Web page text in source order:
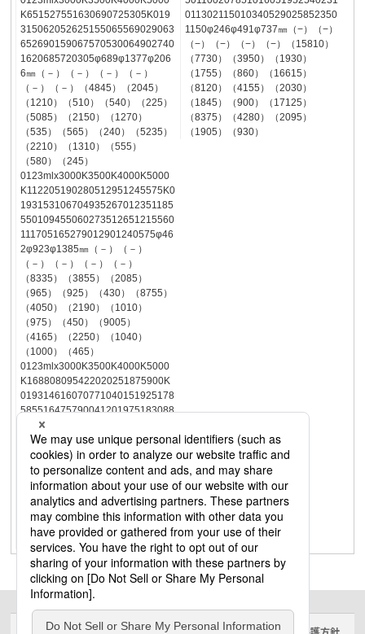
K651527551630690725305K019
315062052625155065569029063
652690159067570530064902740
1620685720305φ689φ1377φ206
6㎜（－）（－）（－）（－）
（－）（－）（4845）（2045）
（1210）（510）（540）（225）
（5085）（2150）（1270）
（535）（565）（240）（5235）
（2210）（1310）（555）
（580）（245）
0123mlx3000K3500K4000K5000
K112205190280512951245575K0
193153106704935267012351185
550109455060273512651215560
111705165279012901240575φ46
2φ923φ1385㎜（－）（－）
（－）（－）（－）（－）
（8335）（3855）（2085）
（965）（925）（430）（8755）
（4050）（2190）（1010）
（975）（450）（9005）
（4165）（2250）（1040）
（1000）（465）
0123mlx3000K3500K4000K5000
K168808095422020251875900K
019314616070771040151925178
585516475790041201975183088
0167958060420020151865895φ3
35φ669φ1004㎜（－）（－）
（－）（－）（－）（－）
（12545）（6020）（3135）
（1505）（1395）（670）
（13155）（6310）（3290）
（1580）（1460）（700）
（13560）（6505）（3390）
（1625）（1505）（725）
011302115010340529025852350
1150φ246φ491φ737㎜（−）（−）
（−）（−）（−）（−）（15810）
（7730）（3950）（1930）
（1755）（860）（16615）
（8120）（4155）（2030）
（1845）（900）（17125）
（8375）（4280）（2095）
（1905）（930）
サイトのご利用にあたって クッキーポリシー 個人情報保護方針